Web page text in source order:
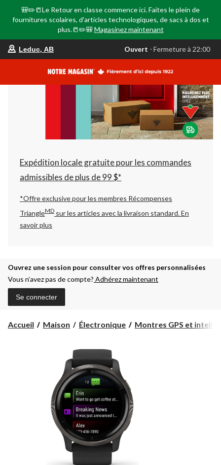
🎒✏️📒Le Retour en classe commence ici. Faites le plein de
fournitures scolaires, d'articles technologiques, de sacs à dos et
plus.📒✏️🎒 Magasinez maintenant
votre
est
AB,
Ouvert,
Fermeture
à
22:00
changer
Leduc, AB Ouvert ⋅ Fermeture à 22:00
Expédition locale gratuite pour les commandes
admissibles de plus de 99 $*
*Offre exclusive pour les membres Récompenses
TriangleMD sur les articles avec la livraison standard.En
savoir plus
Ouvrez une session pour consulter vos offres personnalisées
Vous n’avez pas de compte? Adhérez maintenant
Se connecter
Accueil Maison Électronique Montres GPS et